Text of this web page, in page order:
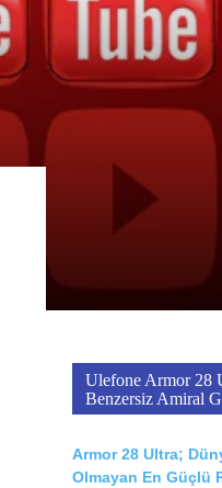
Ulefone Armor 28
Benzersiz Amiral
Armor 28 Ultra;
Olmayan En Güçlü